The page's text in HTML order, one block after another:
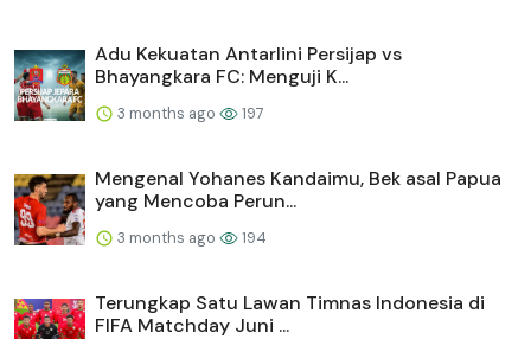
Adu Kekuatan Antarlini Persijap vs
Bhayangkara FC: Menguji K...
3 months ago 197
Mengenal Yohanes Kandaimu, Bek asal Papua
yang Mencoba Perun...
3 months ago 194
Terungkap Satu Lawan Timnas Indonesia di
FIFA Matchday Juni ...